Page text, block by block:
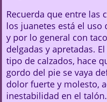
Recuerda que entre las
los juanetes está el uso
y por lo general con
delgadas y apretadas.
tipo de calzados, hace
gordo del pie se vaya
dolor fuerte y molesto,
inestabilidad en el talón.